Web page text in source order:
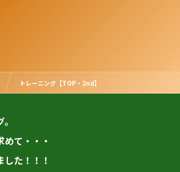
トレーニング【TOP・2nd】
て・・・
た！！！